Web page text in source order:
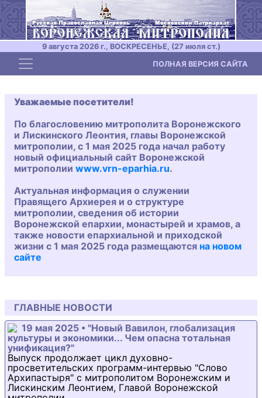
9 августа 2026 г., ВОСКРЕСЕНЬЕ, (27 июля ст.)
Toggle navigation ПОЛНАЯ ВЕРСИЯ САЙТА
Уважаемые посетители!
По благословению митрополита Воронежского
и Лискинского Леонтия, главы Воронежской
митрополии, с 1 мая 2025 года начал работу
новый официальный сайт Воронежской
митрополии www.vrn-eparhia.ru.
Актуальная информация о служении
Правящего Архиерея и о структуре
митрополии, сведения об истории
Воронежской епархии, монастырей и храмов, а
также новости епархиальной и приходской
жизни с 1 мая 2025 года размещаются на новом
сайте
ГЛАВНЫЕ НОВОСТИ
19 мая 2025 • "Новый Вавилон, глобализация
культуры и экономики... Чем опасна тотальная
унификация?"
Выпуск продолжает цикл духовно-
просветительских программ-интервью "Слово
Архипастыря" с митрополитом Воронежским и
Лискинским Леонтием, Главой Воронежской